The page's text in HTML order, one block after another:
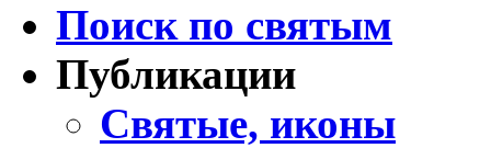
Поиск по святым
Публикации
Святые, иконы